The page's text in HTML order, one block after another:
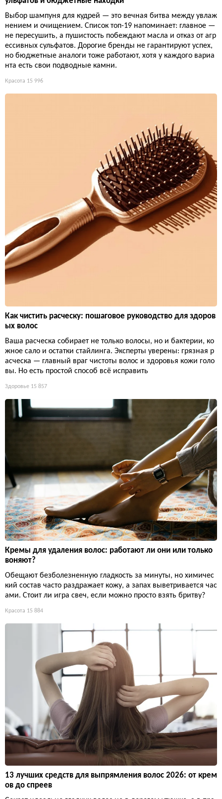
Выбор шампуня для кудрей — это вечная битва между увлаж
нением и очищением. Список топ-19 напоминает: главное —
не пересушить, а пушистость побеждают масла и отказ от агр
ессивных сульфатов. Дорогие бренды не гарантируют успех,
но бюджетные аналоги тоже работают, хотя у каждого вариа
нта есть свои подводные камни.
Красота 15 996
Как чистить расческу: пошаговое руководство для здоров
ых волос
Ваша расческа собирает не только волосы, но и бактерии, ко
жное сало и остатки стайлинга. Эксперты уверены: грязная р
асческа — главный враг чистоты волос и здоровья кожи голо
вы. Но есть простой способ всё исправить
Здоровье 15 857
Кремы для удаления волос: работают ли они или только
воняют?
Обещают безболезненную гладкость за минуты, но химичес
кий состав часто раздражает кожу, а запах выветривается час
ами. Стоит ли игра свеч, если можно просто взять бритву?
Красота 15 884
13 лучших средств для выпрямления волос 2026: от крем
ов до спреев